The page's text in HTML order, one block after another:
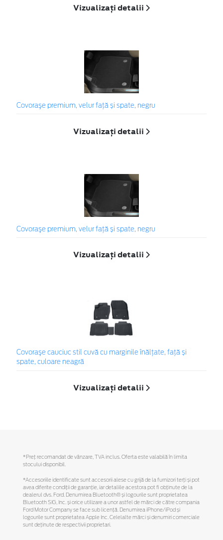
Vizualizați detalii
Covoraşe premium, velur față și spate, negru
Vizualizați detalii
Covoraşe premium, velur față și spate, negru
Vizualizați detalii
Covoraşe cauciuc stil cuvă cu marginile înălțate, față și
spate, culoare neagră
Vizualizați detalii
*Preţ recomandat de vânzare, TVA inclus. Oferta este valabilă în limita
stocului disponibil.
*Accesoriile identificate sunt accesorii alese cu grijă de la furnizori terți și pot
avea diferite condiții de garanție, iar detaliile acestora pot fi obținute de la
dealerul dvs. Ford. Denumirea Bluetooth® și logourile sunt proprietatea
Bluetooth SIG, Inc. și orice utilizare a unor astfel de mărci de către compania
Ford Motor Company se face sub licență. Denumirea iPhone/iPod și
logourile sunt proprietatea Apple Inc. Celelalte mărci și denumiri comerciale
sunt deținute de respectivii proprietari.